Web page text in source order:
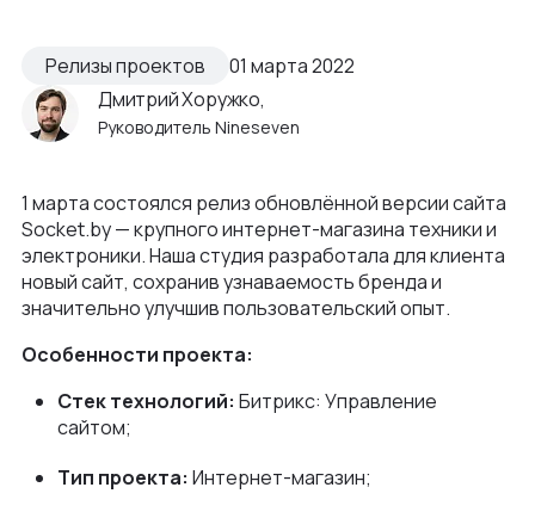
Новости
Политика конфиденциальности
Контакты
Интеграция в вашу команду
UX\UI-дизайн и проектирование
Разработка на 1С‑Битрикс
Разработка конфигураторов
Интернет-магазин для селлеров WB и Ozon
Финансы
Ритейл
Телеком
Блог
Контакты
info@nineseven.ru
Минск, Тимирязева 72/1
Москва, 2-я Тверская-Ямская 18, помещ.
7/2
Релизы проектов
01 марта 2022
Дмитрий Хоружко,
Руководитель Nineseven
1 марта состоялся релиз обновлённой версии сайта
Socket.by — крупного интернет-магазина техники и
электроники. Наша студия разработала для клиента
новый сайт, сохранив узнаваемость бренда и
значительно улучшив пользовательский опыт.
Особенности проекта:
Стек технологий: Битрикс: Управление
сайтом;
Тип проекта: Интернет-магазин;